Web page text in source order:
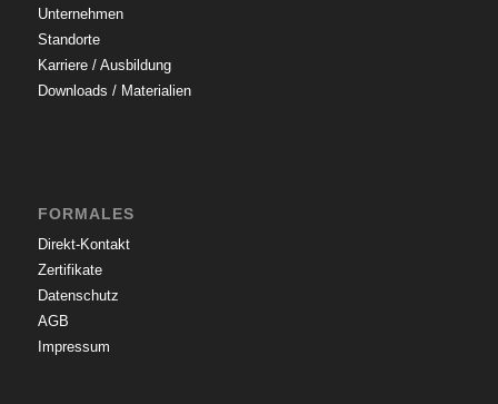
Unternehmen
Standorte
Karriere / Ausbildung
Downloads / Materialien
FORMALES
Direkt-Kontakt
Zertifikate
Datenschutz
AGB
Impressum